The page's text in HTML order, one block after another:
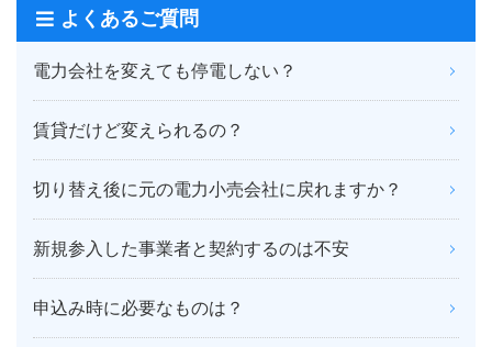
よくあるご質問
電力会社を変えても停電しない？
賃貸だけど変えられるの？
切り替え後に元の電力小売会社に戻れますか？
新規参入した事業者と契約するのは不安
申込み時に必要なものは？